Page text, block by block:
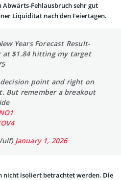
Fehlausbruch sehr gut
Liquidität nach den Feiertagen.
Years Forecast Result-
at $1.84 hitting my target
point and right on
But remember a breakout
January 1, 2026
nicht isoliert betrachtet werden. Die